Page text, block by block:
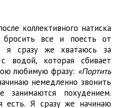
коллективного натиска
бросить все и поесть от
я сразу же хватаюсь за
водой, которая сбивает
любимую фразу: «Портить
немедленно звонить
занимаются похудением.
есть. Я сразу же начинаю